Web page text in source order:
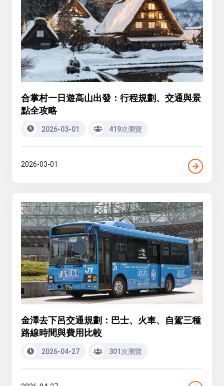
合掌村一日遊高山出發：行程規劃、交通與景
點全攻略
2026-03-01 419次瀏覽
2026-03-01
金澤去下呂交通規劃：巴士、火車、自駕三種
路線時間與費用比較
2026-04-27 301次瀏覽